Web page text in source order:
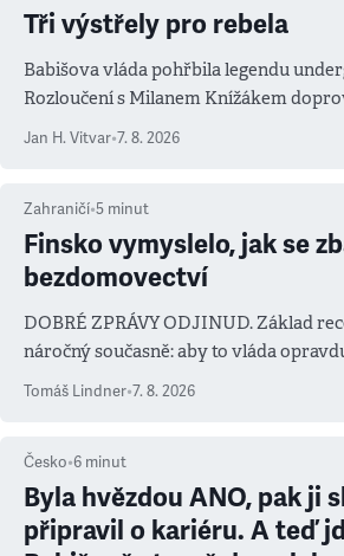
Tři výstřely pro rebela
Babišova vláda pohřbila legendu
Rozloučení s Milanem Knížákem
Jan H. Vitvar•7. 8. 2026
Zahraničí•5 minut
Finsko vymyslelo, jak se
bezdomovectví
DOBRÉ ZPRÁVY ODJINUD. Základ
náročný současně: aby to vláda
Tomáš Lindner•7. 8. 2026
Česko•6 minut
Byla hvězdou ANO, pak ji
připravil o kariéru. A teď